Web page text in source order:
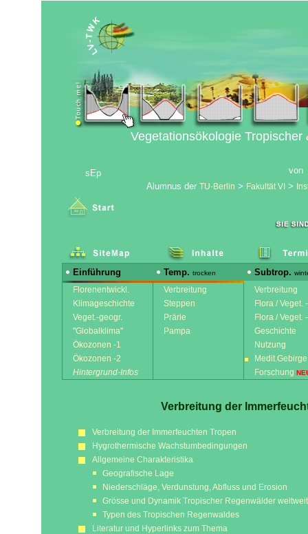
Vegetationsökologie
sEp von
Alumnus der TU-Berlin > Fakultät VI>
Einführung Temp. trocken Subtrop.
Florenentwickl. Verbreitung
Verbreitung
Klimageschichte
Steppen
Flora / Veget.
Veget.-geogr.
Prärie
Flora / Veget.
"Globalklima"
Pampa
Geschichte
Ökozonen -1
Nutzung
Ökozonen -2
Medit.Gebirge
Hintergrund-Infos
Forschung
Verbreitung der
Verbreitung der Immerfeuchten Tropen
Hygrothermische Wachstumbedingungen
Allgemeine Charakteristika
Geografische Lage
Niederschläge, Verdunstung, Abfluss und Erosion
Grösse und Dynamik Tropischer Regenwälder weltweit
Typen des Tropischen Regenwaldes
Literatur und Hyperlinks zum Thema